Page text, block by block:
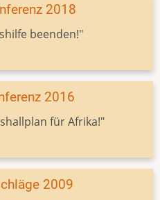
2018
beenden!"
2016
für Afrika!"
2009